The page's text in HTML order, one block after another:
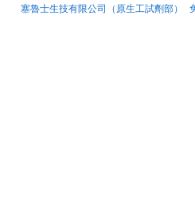
塞魯士生技有限公司（原生工試劑部）